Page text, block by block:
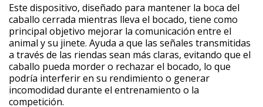
Este dispositivo, diseñado para mantener la boca del
caballo cerrada mientras lleva el bocado, tiene como
principal objetivo mejorar la comunicación entre el
animal y su jinete. Ayuda a que las señales transmitidas
a través de las riendas sean más claras, evitando que el
caballo pueda morder o rechazar el bocado, lo que
podría interferir en su rendimiento o generar
incomodidad durante el entrenamiento o la
competición.